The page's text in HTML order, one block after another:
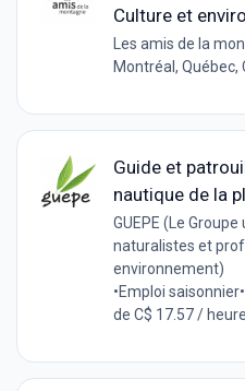
Culture et
Les amis de la
Montréal, Québec,
Guide et
nautique de la
GUEPE (Le
naturalistes et
environnement)
•Emploi saisonnier•
de C$ 17.57 / heure